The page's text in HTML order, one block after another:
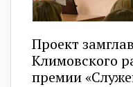
Проект
Климовского
премии